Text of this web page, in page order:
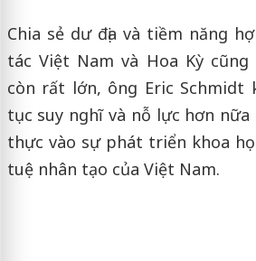
Chia sẻ dư địa và tiềm năng
tác Việt Nam và Hoa Kỳ
còn rất lớn, ông Eric Schmidt
tục suy nghĩ và nỗ lực hơn
thực vào sự phát triển khoa
tuệ nhân tạo của Việt Nam.